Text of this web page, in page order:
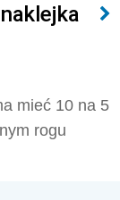
mieć 10 na 5
rogu